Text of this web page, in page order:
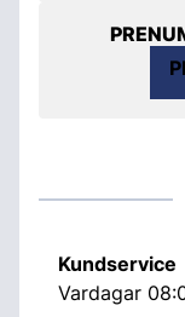
Kundservice
Vardagar